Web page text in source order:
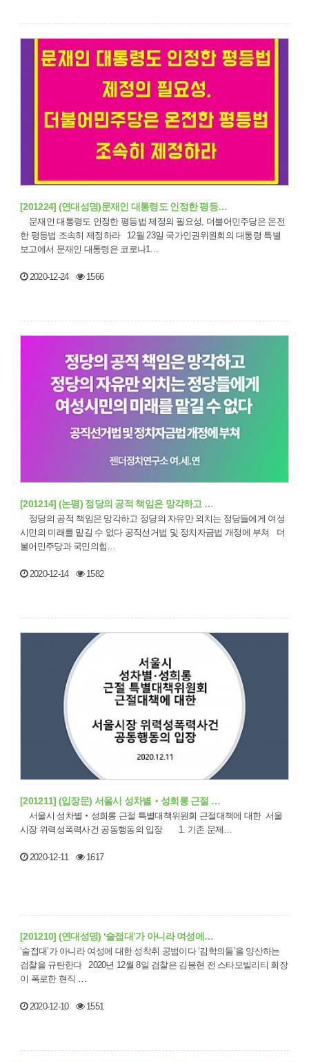
[201224] (연대성명)문재인 대통령도 인정한 평등…
한 평등법 조속히 제정하라 12월 23일 국가인권위원회의 대통령 특별
보고에서 문재인 대통령은 코로나1…
2020-12-24 1566
[201214] (논평) 정당의 공적 책임은 망각하고 …
시민의 미래를 맡길 수 없다 공직선거법 및 정치자금법 개정에 부쳐 더
불어민주당과 국민의힘…
2020-12-14 1582
[201211] (입장문) 서울시 성차별‧성희롱 근절 …
시장 위력성폭력사건 공동행동의 입장 1. 기존 문제…
2020-12-11 1617
[201210] (연대성명) ‘술접대’가 아니라 여성에…
‘술접대’가 아니라 여성에 대한 성착취 공범이다 ‘김학의들’을 양산하는
검찰을 규탄한다 2020년 12월 8일 검찰은 김봉현 전 스타모빌리티 회장
이 폭로한 현직 …
2020-12-10 1551